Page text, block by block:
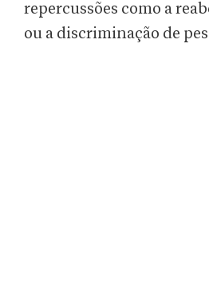
repercussões como a
ou a discriminação de